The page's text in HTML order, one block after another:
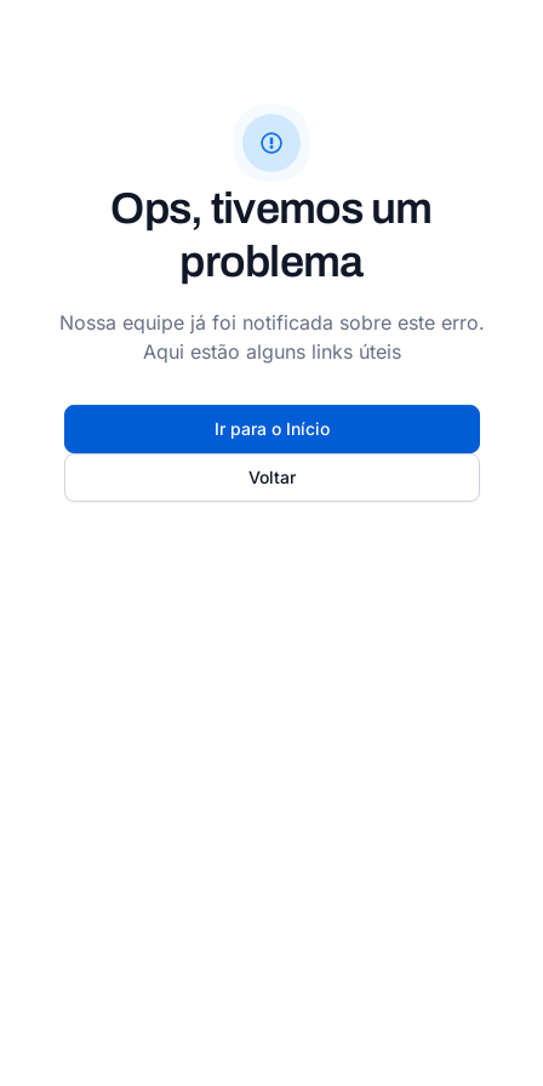
Ops, tivemos um
problema
Nossa equipe já foi notificada sobre este erro.
Aqui estão alguns links úteis
Ir para o Início
Voltar